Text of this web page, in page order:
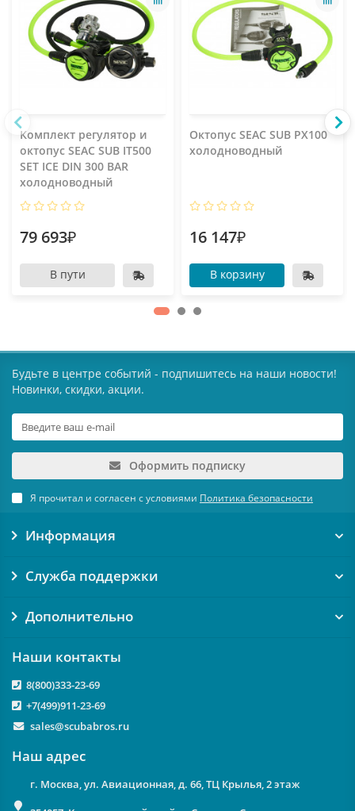
Комплект регулятор и
октопус SEAC SUB IT500
SET ICE DIN 300 BAR
холодноводный
79 693₽
В пути
Октопус SEAC SUB PX100
холодноводный
16 147₽
В корзину
Будьте в центре событий - подпишитесь на наши новости!
Новинки, скидки, акции.
Оформить подписку
Я прочитал и согласен с условиями Политика безопасности
Информация
Служба поддержки
Дополнительно
Наши контакты
8(800)333-23-69
+7(499)911-23-69
sales@scubabros.ru
Наш адрес
г. Москва, ул. Авиационная, д. 66, ТЦ Крылья, 2 этаж